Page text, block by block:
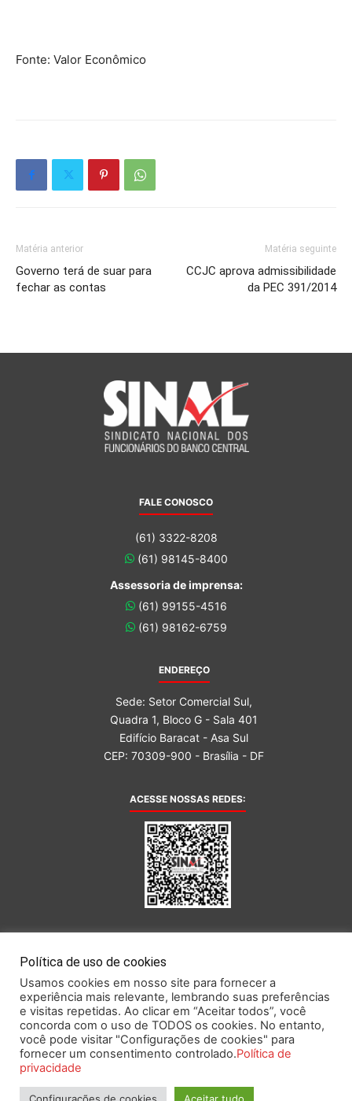
Fonte: Valor Econômico
Matéria anterior
Governo terá de suar para
fechar as contas
Matéria seguinte
CCJC aprova admissibilidade
da PEC 391/2014
FALE CONOSCO
(61) 3322-8208
(61) 98145-8400
Assessoria de imprensa:
(61) 99155-4516
(61) 98162-6759
ENDEREÇO
Sede: Setor Comercial Sul,
Quadra 1, Bloco G - Sala 401
Edifício Baracat - Asa Sul
CEP: 70309-900 - Brasília - DF
ACESSE NOSSAS REDES:
Este portal obedece às prescrições da Lei Geral de Proteção de Dados.
Política de uso de cookies
Usamos cookies em nosso site para fornecer a
experiência mais relevante, lembrando suas preferências
e visitas repetidas. Ao clicar em “Aceitar todos”, você
concorda com o uso de TODOS os cookies. No entanto,
você pode visitar "Configurações de cookies" para
fornecer um consentimento controlado.Política de
privacidade